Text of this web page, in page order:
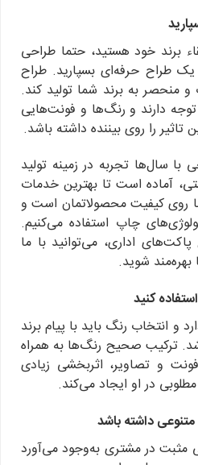
برند خود هستید، حتما طراحی
طراح حرفه‌ای بسپارید. طراح
منحصر به برند شما تولید کند.
دارند و رنگ‌ها و فونت‌هایی
تاثیر را روی بیننده داشته باشد.
سال‌ها تجربه در زمینه تولید
آماده است تا بهترین خدمات
ما روی کیفیت محصولاتمان است و
چاپ استفاده می‌کنیم.
اداری، می‌توانید با ما
شوید.
کنید
و انتخاب رنگ باید با پیام برند
ترکیب صحیح رنگ‌ها به همراه
و تصاویر، اثربخشی زیادی
در او ایجاد می‌کند.
داشته باشد
مثبت در مشتری به‌وجود می‌آورد